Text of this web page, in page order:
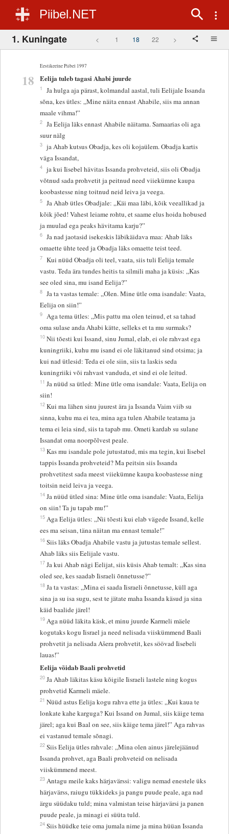
Piibel.NET
1. Kuningate < 1 18 22 >
Eestikeelne Piibel 1997
18 Eelija tuleb tagasi Ahabi juurde
1
Ja hulga aja pärast, kolmandal aastal, tuli Eelijale Issanda
sõna, kes ütles: „Mine näita ennast Ahabile, siis ma annan
maale vihma!”
2 Ja Eelija läks ennast Ahabile näitama. Samaarias oli aga
suur nälg
3 ja Ahab kutsus Obadja, kes oli kojaülem. Obadja kartis
väga Issandat,
4 ja kui Iisebel hävitas Issanda prohveteid, siis oli Obadja
võtnud sada prohvetit ja peitnud need viiekümne kaupa
koobastesse ning toitnud neid leiva ja veega.
5 Ja Ahab ütles Obadjale: „Käi maa läbi, kõik veeallikad ja
kõik jõed! Vahest leiame rohtu, et saame elus hoida hobused
ja muulad ega peaks hävitama karju?”
6 Ja nad jaotasid isekeskis läbikäidava maa: Ahab läks
omaette ühte teed ja Obadja läks omaette teist teed.
7 Kui nüüd Obadja oli teel, vaata, siis tuli Eelija temale
vastu. Teda ära tundes heitis ta silmili maha ja küsis: „Kas
see oled sina, mu isand Eelija?”
8 Ja ta vastas temale: „Olen. Mine ütle oma isandale: Vaata,
Eelija on siin!”
9 Aga tema ütles: „Mis pattu ma olen teinud, et sa tahad
oma sulase anda Ahabi kätte, selleks et ta mu surmaks?
10 Nii tõesti kui Issand, sinu Jumal, elab, ei ole rahvast ega
kuningriiki, kuhu mu isand ei ole läkitanud sind otsima; ja
kui nad ütlesid: Teda ei ole siin, siis ta laskis seda
kuningriiki või rahvast vanduda, et sind ei ole leitud.
11 Ja nüüd sa ütled: Mine ütle oma isandale: Vaata, Eelija on
siin!
12 Kui ma lähen sinu juurest ära ja Issanda Vaim viib su
sinna, kuhu ma ei tea, mina aga tulen Ahabile teatama ja
tema ei leia sind, siis ta tapab mu. Ometi kardab su sulane
Issandat oma noorpõlvest peale.
13 Kas mu isandale pole jutustatud, mis ma tegin, kui Iisebel
tappis Issanda prohveteid? Ma peitsin siis Issanda
prohvetitest sada meest viiekümne kaupa koobastesse ning
toitsin neid leiva ja veega.
14 Ja nüüd ütled sina: Mine ütle oma isandale: Vaata, Eelija
on siin! Ta ju tapab mu!”
15 Aga Eelija ütles: „Nii tõesti kui elab vägede Issand, kelle
ees ma seisan, täna näitan ma ennast temale!”
16 Siis läks Obadja Ahabile vastu ja jutustas temale sellest.
Ahab läks siis Eelijale vastu.
17 Ja kui Ahab nägi Eelijat, siis küsis Ahab temalt: „Kas sina
oled see, kes saadab Iisraeli õnnetusse?”
18 Ja ta vastas: „Mina ei saada Iisraeli õnnetusse, küll aga
sina ja su isa sugu, sest te jätate maha Issanda käsud ja sina
käid baalide järel!
19 Aga nüüd läkita käsk, et minu juurde Karmeli mäele
kogutaks kogu Iisrael ja need nelisada viiskümmend Baali
prohvetit ja nelisada Ašera prohvetit, kes söövad Iisebeli
lauas!”
Eelija võidab Baali prohvetid
20 Ja Ahab läkitas käsu kõigile Iisraeli lastele ning kogus
prohvetid Karmeli mäele.
21 Nüüd astus Eelija kogu rahva ette ja ütles: „Kui kaua te
lonkate kahe karguga? Kui Issand on Jumal, siis käige tema
järel; aga kui Baal on see, siis käige tema järel!” Aga rahvas
ei vastanud temale sõnagi.
22 Siis Eelija ütles rahvale: „Mina olen ainus järelejäänud
Issanda prohvet, aga Baali prohveteid on nelisada
viiskümmend meest.
23 Antagu meile kaks härjavärssi: valigu nemad enestele üks
härjavärss, raiugu tükkideks ja pangu puude peale, aga nad
ärgu süüdaku tuld; mina valmistan teise härjavärsi ja panen
puude peale, ja minagi ei süüta tuld.
24 Siis hüüdke teie oma jumala nime ja mina hüüan Issanda